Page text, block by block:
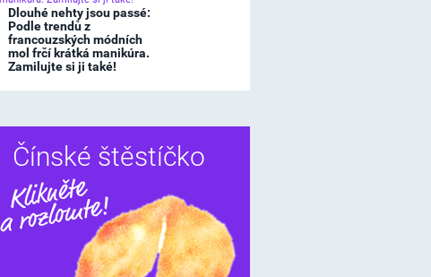
Dlouhé nehty jsou passé:
Podle trendů z
francouzských módních
mol frčí krátká manikúra.
Zamilujte si ji také!
Čínské štěstíčko
Sdílet